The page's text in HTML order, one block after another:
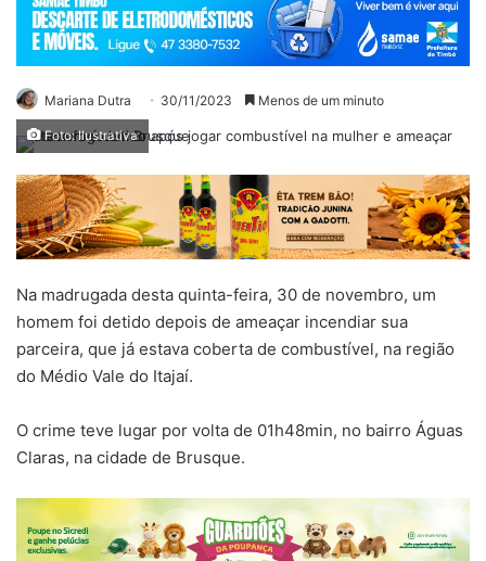
Mariana Dutra 30/11/2023 Menos de um minuto
Foto: Ilustrativa
Na madrugada desta quinta-feira, 30 de novembro, um
homem foi detido depois de ameaçar incendiar sua
parceira, que já estava coberta de combustível, na região
do Médio Vale do Itajaí.
O crime teve lugar por volta de 01h48min, no bairro Águas
Claras, na cidade de Brusque.